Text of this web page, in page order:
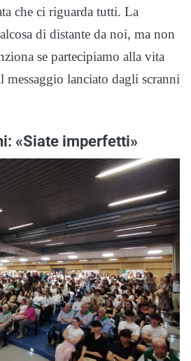
che ci riguarda tutti. La
di distante da noi, ma non
se partecipiamo alla vita
messaggio lanciato dagli scranni
«Siate imperfetti»